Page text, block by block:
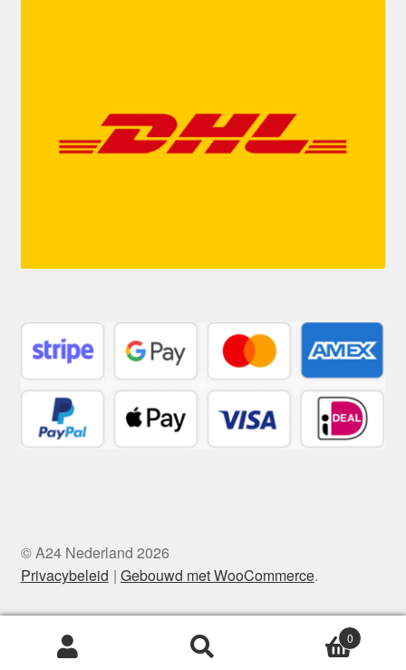
© A24 Nederland 2026
Privacybeleid
Gebouwd met WooCommerce.
Zoeken
0